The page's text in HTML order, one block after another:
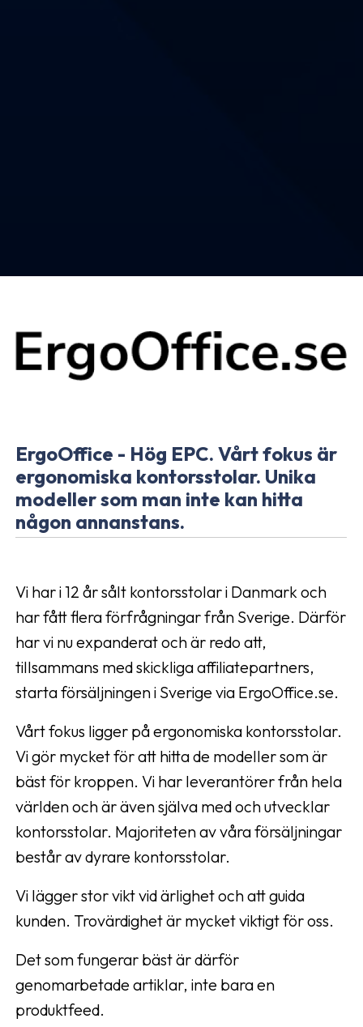
ErgoOffice - Hög EPC. Vårt fokus är
ergonomiska kontorsstolar. Unika
modeller som man inte kan hitta
någon annanstans.
Vi har i 12 år sålt kontorsstolar i Danmark och
har fått flera förfrågningar från Sverige. Därför
har vi nu expanderat och är redo att,
tillsammans med skickliga affiliatepartners,
starta försäljningen i Sverige via ErgoOffice.se.
Vårt fokus ligger på ergonomiska kontorsstolar.
Vi gör mycket för att hitta de modeller som är
bäst för kroppen. Vi har leverantörer från hela
världen och är även själva med och utvecklar
kontorsstolar. Majoriteten av våra försäljningar
består av dyrare kontorsstolar.
Vi lägger stor vikt vid ärlighet och att guida
kunden. Trovärdighet är mycket viktigt för oss.
Det som fungerar bäst är därför
genomarbetade artiklar, inte bara en
produktfeed.